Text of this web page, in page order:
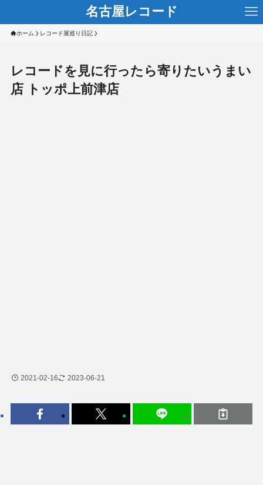
名古屋レコード
ホーム レコード屋巡り日記
レコードを見に行ったら寄りたいうまい
店 トッポ上前津店
2021-02-16 2023-06-21